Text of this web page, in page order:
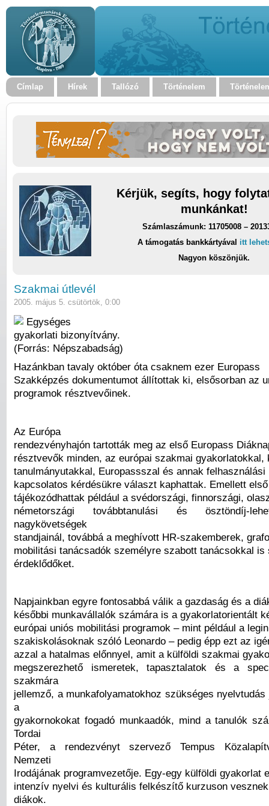
Címlap Hírek Tallózó Történelem
Kérjük, segíts, hogy
munkánkat!
Számlaszámunk: 11705008 –
A támogatás bankkártyával itt
Nagyon köszönjük.
Szakmai útlevél
2005. május 5. csütörtök, 0:00
Egységes
gyakorlati bizonyítvány.
(Forrás: Népszabadság)
Hazánkban tavaly október óta csaknem ezer Europass
Szakképzés dokumentumot állítottak ki, elsősorban az
programok résztvevőinek.
Az Európa
rendezvényhajón tartották meg az első Europass
résztvevők minden, az európai szakmai gyakorlatokkal,
tanulmányutakkal, Europassszal és annak felhasználási
kapcsolatos kérdésükre választ kaphattak. Emellett
tájékozódhattak például a svédországi, finnországi,
németországi továbbtanulási és ösztöndíj-
nagykövetségek
standjainál, továbbá a meghívott HR-szakemberek,
mobilitási tanácsadók személyre szabott tanácsokkal is
érdeklődőket.
Napjainkban egyre fontosabbá válik a gazdaság és a
későbbi munkavállalók számára is a gyakorlatorientált
európai uniós mobilitási programok – mint például a
szakiskolásoknak szóló Leonardo – pedig épp ezt az
azzal a hatalmas előnnyel, amit a külföldi szakmai
megszerezhető ismeretek, tapasztalatok és a
szakmára
jellemző, a munkafolyamatokhoz szükséges nyelvtudás
a
gyakornokokat fogadó munkaadók, mind a tanulók
Tordai
Péter, a rendezvényt szervező Tempus
Nemzeti
Irodájának programvezetője. Egy-egy külföldi gyakorlat
intenzív nyelvi és kulturális felkészítő kurzuson
diákok.